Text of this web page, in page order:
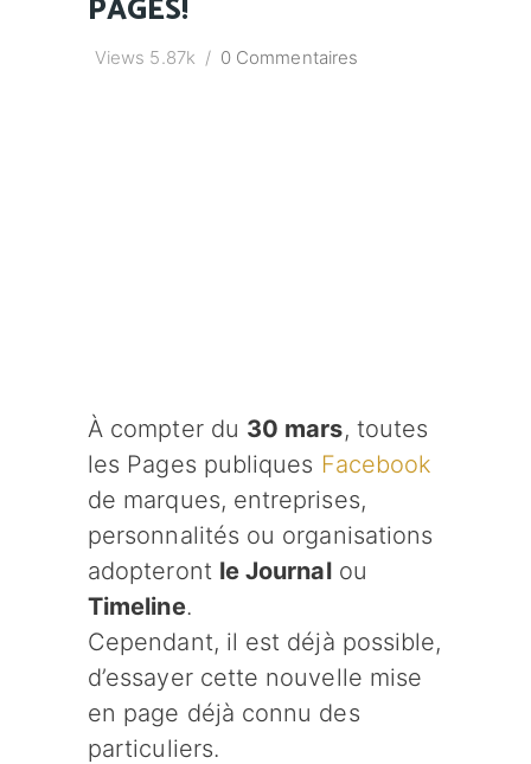
PAGES!
Views 5.87k 0 Commentaires
À compter du 30 mars, toutes
les Pages publiques Facebook
de marques, entreprises,
personnalités ou organisations
adopteront le Journalou
Timeline.
Cependant, il est déjà possible,
d’essayer cette nouvelle mise
en page déjà connu des
particuliers.